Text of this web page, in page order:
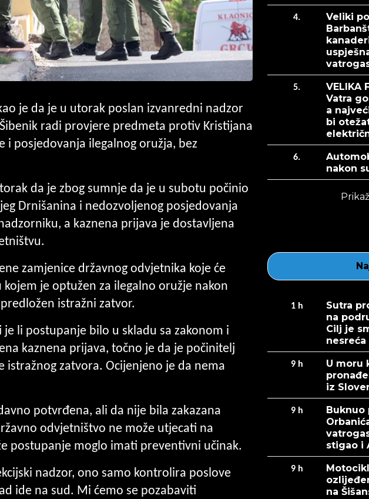
je da je u utorak poslan izvanredni nadzor
radi provjere predmeta protiv Kristijana
i posjedovanja ilegalnog oružja, bez
da je zbog sumnje da je u subotu počinio
Drnišanina i nedozvoljenog posjedovanja
a kaznena prijava je dostavljena
zamjenice državnog odvjetnika koje će
je optužen za ilegalno oružje nakon
istražni zatvor.
li postupanje bilo u skladu sa zakonom i
kaznena prijava, točno je da je počinitelj
zatvora. Ocijenjeno je da nema
potvrđena, ali da nije bila zakazana
odvjetništvo ne može utjecati na
postupanje moglo imati preventivni učinak.
nadzor, ono samo kontrolira poslove
ide na sud. Mi ćemo se pozabaviti
4.
Veliki
5.
VELIKA
Vatra
a
bi
6.
nakon
1 h
Sutra
na
Cilj je
nesreća
9 h
U moru
iz
9 h
Buknuo
stigao i
9 h
na